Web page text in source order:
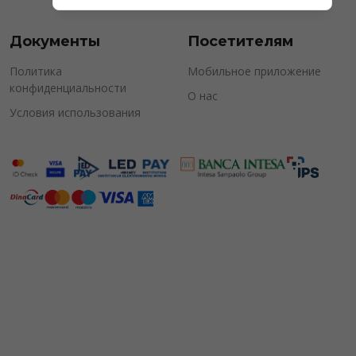
Документы
Политика
конфиденциальности
Условия использования
Посетителям
Мобильное приложение
О нас